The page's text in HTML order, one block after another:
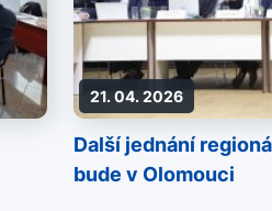
21. 04. 2026
Další jednání
bude v Olomouci